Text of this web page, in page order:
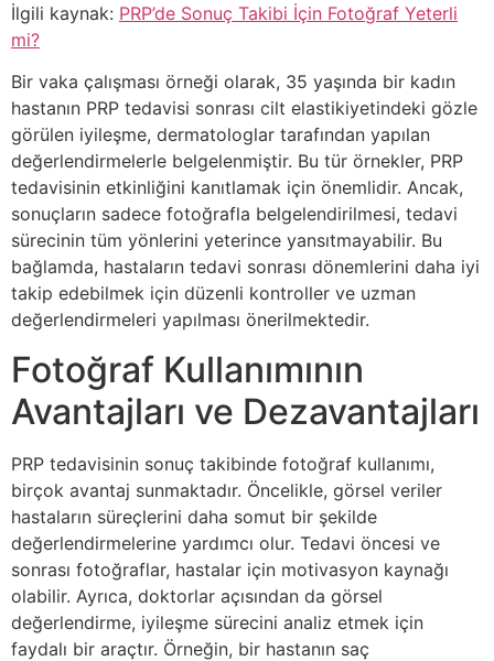
İlgili kaynak: PRP’de Sonuç Takibi İçin Fotoğraf Yeterli
mi?
Bir vaka çalışması örneği olarak, 35 yaşında bir kadın
hastanın PRP tedavisi sonrası cilt elastikiyetindeki gözle
görülen iyileşme, dermatologlar tarafından yapılan
değerlendirmelerle belgelenmiştir. Bu tür örnekler, PRP
tedavisinin etkinliğini kanıtlamak için önemlidir. Ancak,
sonuçların sadece fotoğrafla belgelendirilmesi, tedavi
sürecinin tüm yönlerini yeterince yansıtmayabilir. Bu
bağlamda, hastaların tedavi sonrası dönemlerini daha iyi
takip edebilmek için düzenli kontroller ve uzman
değerlendirmeleri yapılması önerilmektedir.
Fotoğraf Kullanımının
Avantajları ve Dezavantajları
PRP tedavisinin sonuç takibinde fotoğraf kullanımı,
birçok avantaj sunmaktadır. Öncelikle, görsel veriler
hastaların süreçlerini daha somut bir şekilde
değerlendirmelerine yardımcı olur. Tedavi öncesi ve
sonrası fotoğraflar, hastalar için motivasyon kaynağı
olabilir. Ayrıca, doktorlar açısından da görsel
değerlendirme, iyileşme sürecini analiz etmek için
faydalı bir araçtır. Örneğin, bir hastanın saç